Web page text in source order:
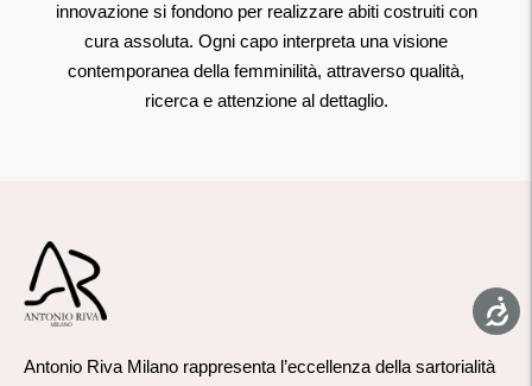
innovazione si fondono per realizzare abiti costruiti con
cura assoluta. Ogni capo interpreta una visione
contemporanea della femminilità, attraverso qualità,
ricerca e attenzione al dettaglio.
Antonio Riva Milano rappresenta l’eccellenza della sartorialità